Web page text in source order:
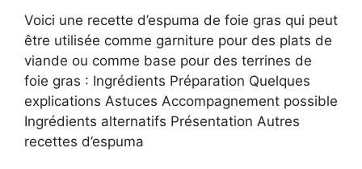
Voici une recette d’espuma de foie gras qui peut
être utilisée comme garniture pour des plats de
viande ou comme base pour des terrines de
foie gras : Ingrédients Préparation Quelques
explications Astuces Accompagnement possible
Ingrédients alternatifs Présentation Autres
recettes d’espuma